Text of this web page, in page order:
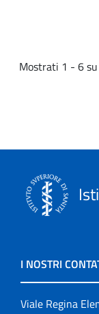
Mostrati 1 - 6
I NOSTRI
Viale Regina